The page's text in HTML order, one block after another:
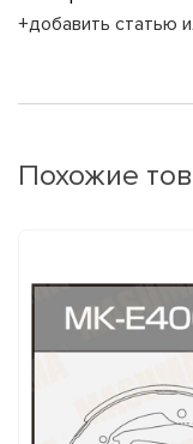
+добавить статью
Похожие